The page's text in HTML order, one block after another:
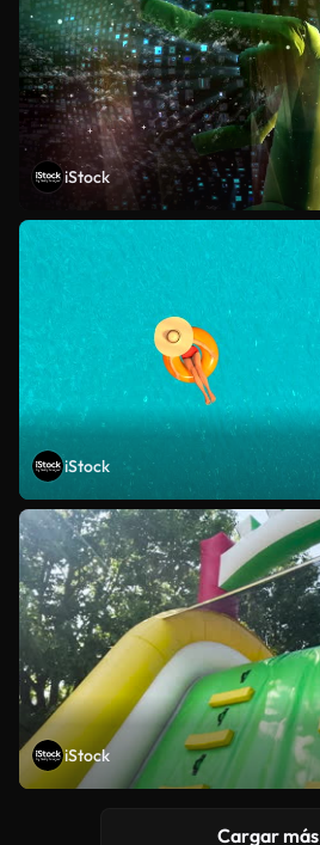
iStock
iStock
iStock
Cargar más